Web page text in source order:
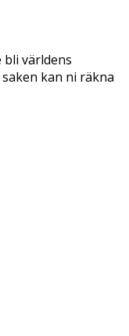
världens
kan ni räkna